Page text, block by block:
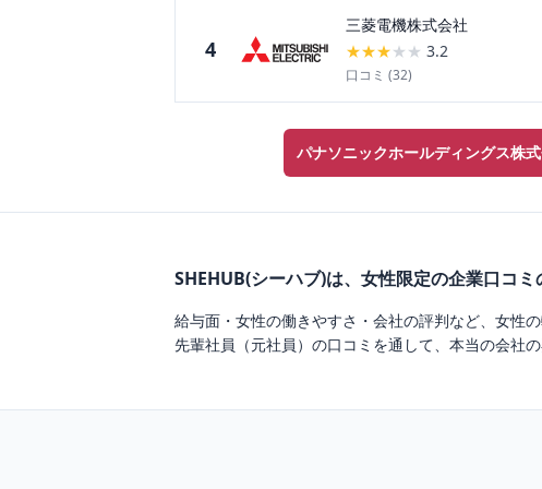
4
三菱電機株式会社
★★★★ ★ 3.2
口コミ (32)
パナソニックホールディングス株
SHEHUB(シーハブ)は、女性限定の企業口コミ
給与面・女性の働きやすさ・会社の評判など、女性
先輩社員（元社員）の口コミを通して、本当の会社